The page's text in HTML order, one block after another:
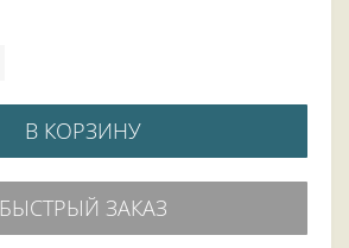
В КОРЗИНУ
БЫСТРЫЙ ЗАКАЗ